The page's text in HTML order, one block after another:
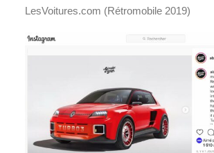
LesVoitures.com (Rétromobile 2019)